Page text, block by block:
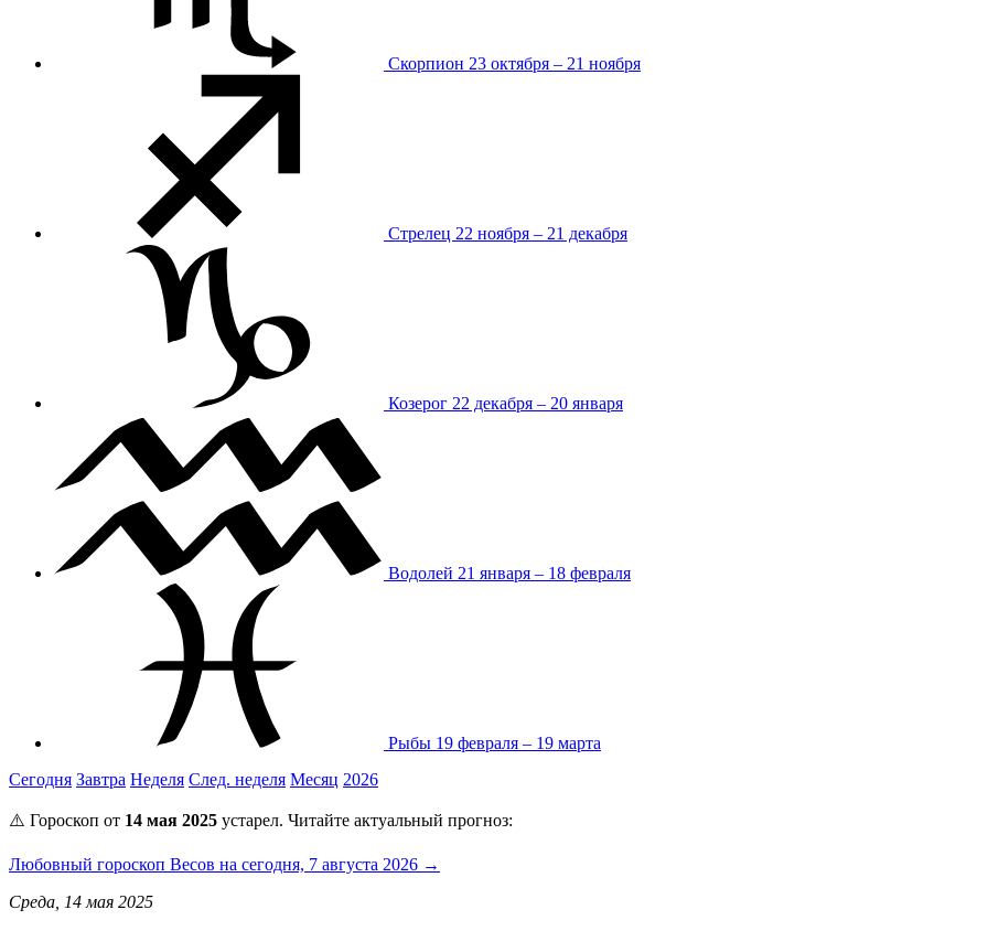
Скорпион 23 октября – 21 ноября
Стрелец 22 ноября – 21 декабря
Козерог 22 декабря – 20 января
Водолей 21 января – 18 февраля
Рыбы 19 февраля – 19 марта
Сегодня Завтра Неделя След. неделя Месяц 2026
⚠️ Гороскоп от 14 мая 2025 устарел. Читайте актуальный прогноз:
Любовный гороскоп Весов на сегодня, 7 августа 2026 →
Среда, 14 мая 2025